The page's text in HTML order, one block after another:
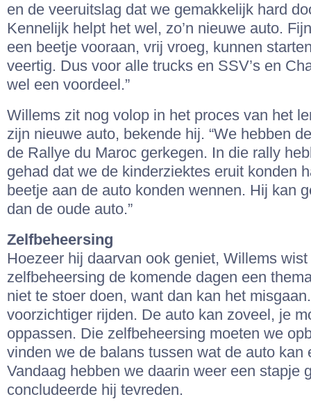
en de veeruitslag dat we gemakkelijk hard
Kennelijk helpt het wel, zo’n nieuwe auto.
een beetje vooraan, vrij vroeg, kunnen
veertig. Dus voor alle trucks en SSV’s en
wel een voordeel.”
Willems zit nog volop in het proces van het
zijn nieuwe auto, bekende hij. “We hebben
de Rallye du Maroc gerkegen. In die rally
gehad dat we de kinderziektes eruit konden
beetje aan de auto konden wennen. Hij kan
dan de oude auto.”
Zelfbeheersing
Hoezeer hij daarvan ook geniet, Willems wist
zelfbeheersing de komende dagen een
niet te stoer doen, want dan kan het
voorzichtiger rijden. De auto kan zoveel, je
oppassen. Die zelfbeheersing moeten we
vinden we de balans tussen wat de auto kan
Vandaag hebben we daarin weer een stapje
concludeerde hij tevreden.